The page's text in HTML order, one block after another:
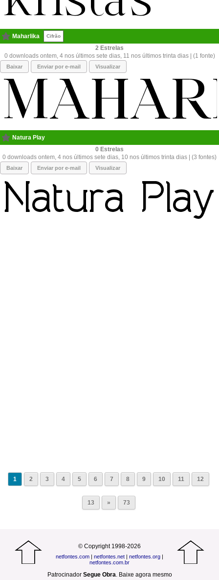
Maharlika Cifrão
2
0 downloads ontem, 4 nos últimos sete dias, 11 nos últimos trinta dias | (1 fonte)
Baixar Enviar por e-mail Visualizar
Natura Play
0
0 downloads ontem, 4 nos últimos sete dias, 10 nos últimos trinta dias | (3 fontes)
Baixar Enviar por e-mail Visualizar
1 2 3 4 5 6 7 8 9 10 11 12
13 » 73
© Copyright 1998-2026
netfontes.com | netfontes.net | netfontes.org |
netfontes.com.br
Patrocinador Segue Obra. Baixe agora mesmo